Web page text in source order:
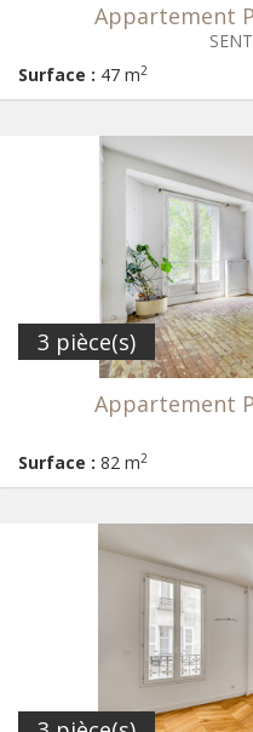
Appartement
Surface : 47 m2
3 pièce(s)
Appartement
Surface : 82 m2